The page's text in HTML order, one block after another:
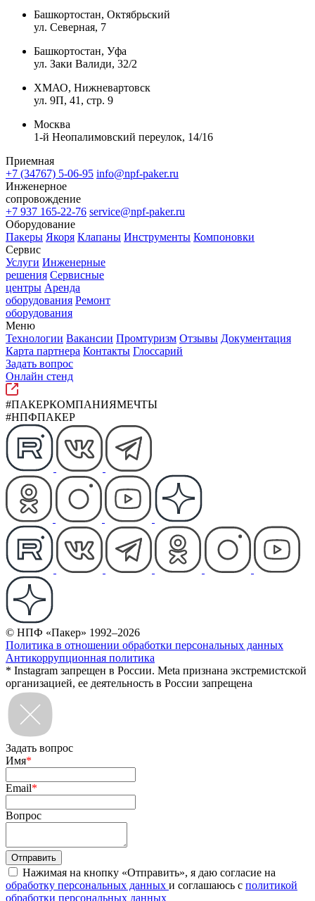
Башкортостан, Октябрьский
ул. Северная, 7
Башкортостан, Уфа
ул. Заки Валиди, 32/2
ХМАО, Нижневартовск
ул. 9П, 41, стр. 9
Москва
1-й Неопалимовский переулок, 14/16
Приемная
+7 (34767) 5-06-95 info@npf-paker.ru
Инженерное
сопровождение
+7 937 165-22-76 service@npf-paker.ru
Оборудование
Пакеры Якоря Клапаны Инструменты Компоновки
Сервис
Услуги Инженерные
решения Сервисные
центры Аренда
оборудования Ремонт
оборудования
Меню
Технологии Вакансии Промтуризм Отзывы Документация
Карта партнера Контакты Глоссарий
Задать вопрос
Онлайн стенд
#ПАКЕРКОМПАНИЯМЕЧТЫ
#НПФПАКЕР
© НПФ «Пакер» 1992–2026
Политика в отношении обработки персональных данных
Антикоррупционная политика
* Instagram запрещен в России. Meta признана экстремистской
организацией, ее деятельность в России запрещена
Задать вопрос
Имя*
Email*
Вопрос
Нажимая на кнопку «Отправить», я даю согласие на
обработку персональных данных и соглашаюсь с политикой
обработки персональных данных